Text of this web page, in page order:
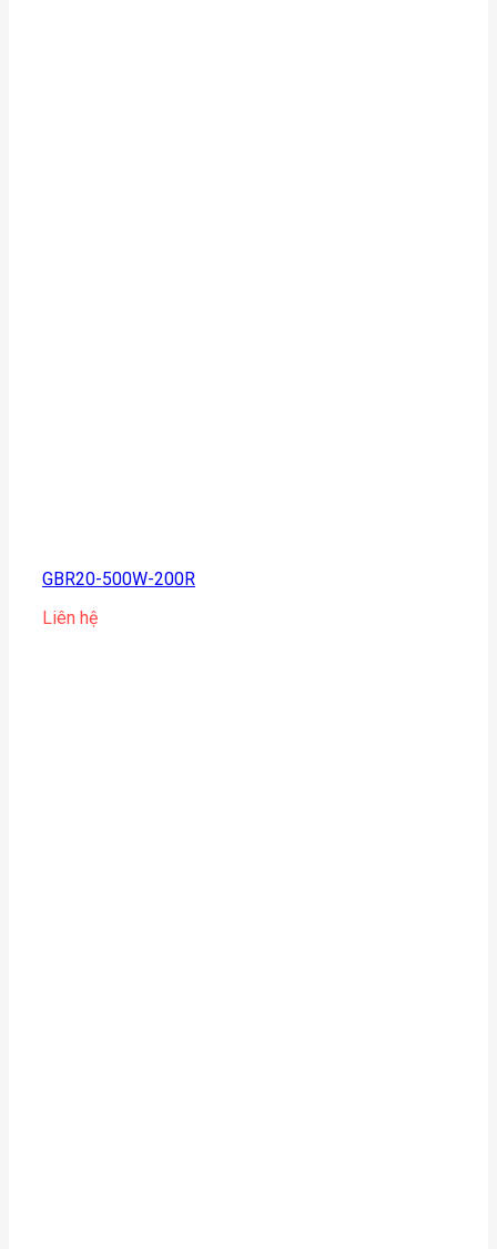
GBR20-500W-200R
Liên hệ